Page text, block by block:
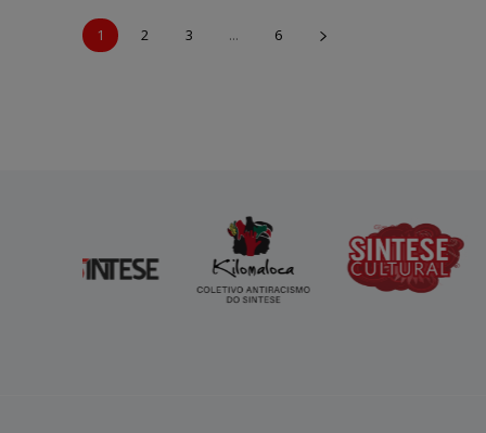
1 2 3 ... 6